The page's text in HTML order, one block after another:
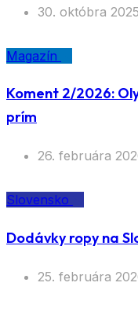
30. októbra 2025
Magazín
Koment 2/2026:
prím
26. februára
Slovensko
Dodávky ropy na
25. februára